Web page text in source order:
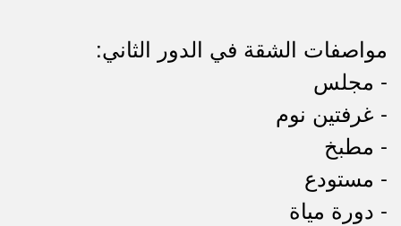
مواصفات الشقة في الدور الثاني:
- مجلس
- غرفتين نوم
- مطبخ
- مستودع
- دورة مياة